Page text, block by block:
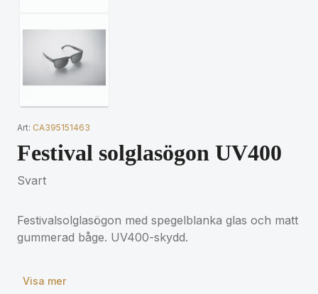
Art: CA395151463
Festival solglasögon UV400
Svart
Festivalsolglasögon med spegelblanka glas och matt
gummerad båge. UV400-skydd.
Visa mer